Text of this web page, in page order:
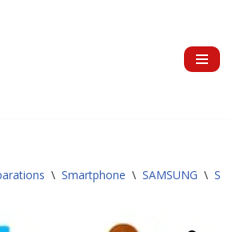
\ Smartphone \ SAMSUNG \